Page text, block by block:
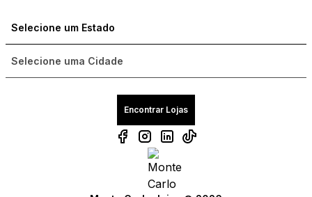
Compre com um Embaixador
Encontrar Lojas
Compre com um Embaixador
Compre com um Embaixador